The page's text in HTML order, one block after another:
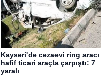
Kayseri'de cezaevi ring aracı
hafif ticari araçla çarpıştı: 7
yaralı